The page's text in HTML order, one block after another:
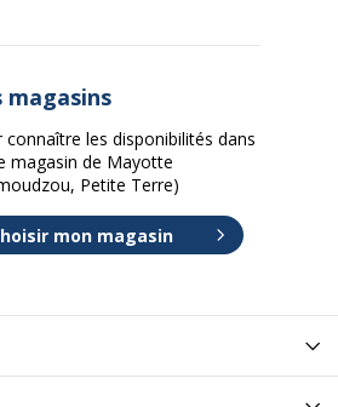
magasins
connaître les disponibilités dans
magasin de Mayotte
Petite Terre)
mon magasin